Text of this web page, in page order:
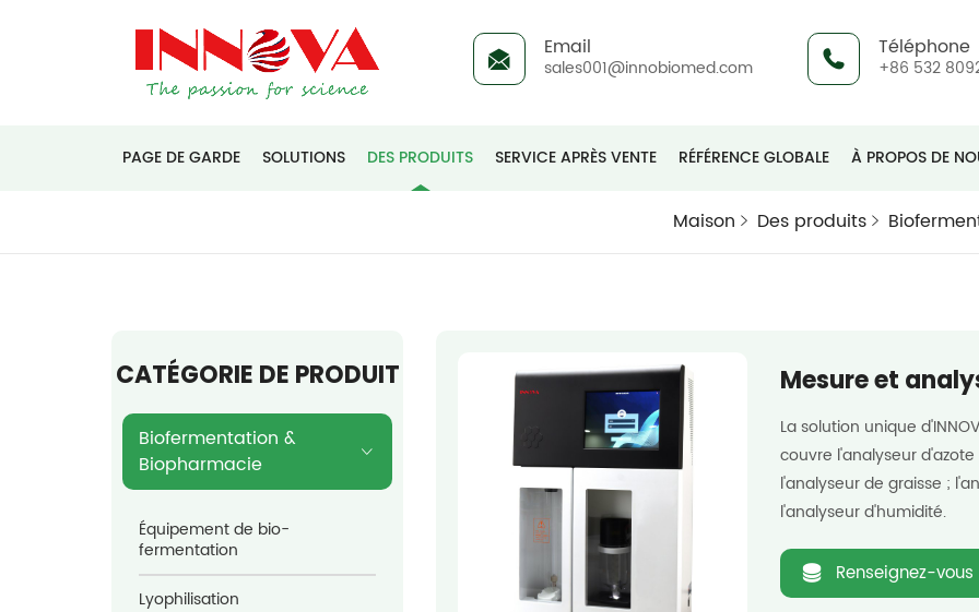
Email
sales001@innobiomed.com
Téléphone
+86 532
PAGE DE GARDE SOLUTIONS DES PRODUITS SERVICE APRÈS VENTE RÉFÉRENCE GLOBALE À PROPOS DE
Maison Des produits
CATÉGORIE DE PRODUIT
Biofermentation &
Biopharmacie
Équipement de bio-
fermentation
Lyophilisation
Mesure et
La solution unique
couvre l'analyseur
l'analyseur de graisse ;
l'analyseur d'humidité.
Renseignez-